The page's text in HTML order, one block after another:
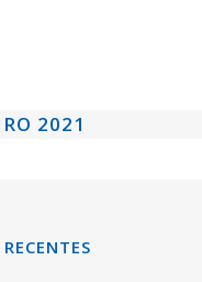
2021